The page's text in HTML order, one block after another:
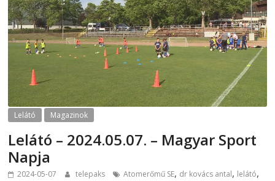
Lelátó Magazinok
Lelátó – 2024.05.07. – Magyar Sport
Napja
2024-05-07 telepaks Atomerőmű SE, dr kovács antal, lelátó,